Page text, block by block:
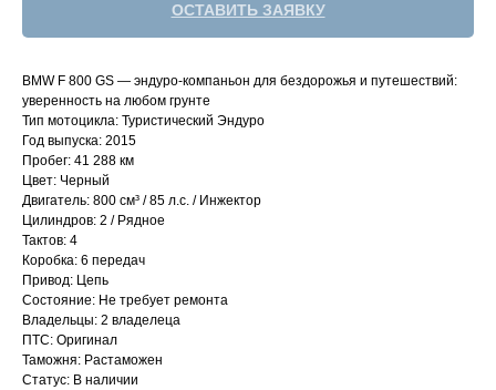
ОСТАВИТЬ ЗАЯВКУ
BMW F 800 GS — эндуро-компаньон для бездорожья и путешествий:
уверенность на любом грунте
Тип мотоцикла: Туристический Эндуро
Год выпуска: 2015
Пробег: 41 288 км
Цвет: Черный
Двигатель: 800 см³ / 85 л.с. / Инжектор
Цилиндров: 2 / Рядное
Тактов: 4
Коробка: 6 передач
Привод: Цепь
Состояние: Не требует ремонта
Владельцы: 2 владелеца
ПТС: Оригинал
Таможня: Растаможен
Статус: В наличии